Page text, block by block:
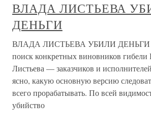
ВЛАДА ЛИСТЬЕВА
ДЕНЬГИ
ВЛАДА ЛИСТЬЕВА УБИЛИ ДЕНЬГИ
поиск конкретных виновников гибели
Листьева — заказчиков и
ясно, какую основную версию
всего прорабатывать. По всей
убийство